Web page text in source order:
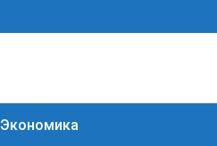
Экономика